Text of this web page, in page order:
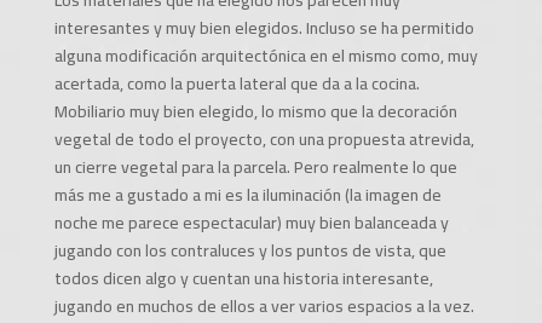
interesantes y muy bien elegidos. Incluso se ha permitido
alguna modificación arquitectónica en el mismo como, muy
acertada, como la puerta lateral que da a la cocina.
Mobiliario muy bien elegido, lo mismo que la decoración
vegetal de todo el proyecto, con una propuesta atrevida,
un cierre vegetal para la parcela. Pero realmente lo que
más me a gustado a mi es la iluminación (la imagen de
noche me parece espectacular) muy bien balanceada y
jugando con los contraluces y los puntos de vista, que
todos dicen algo y cuentan una historia interesante,
jugando en muchos de ellos a ver varios espacios a la vez.